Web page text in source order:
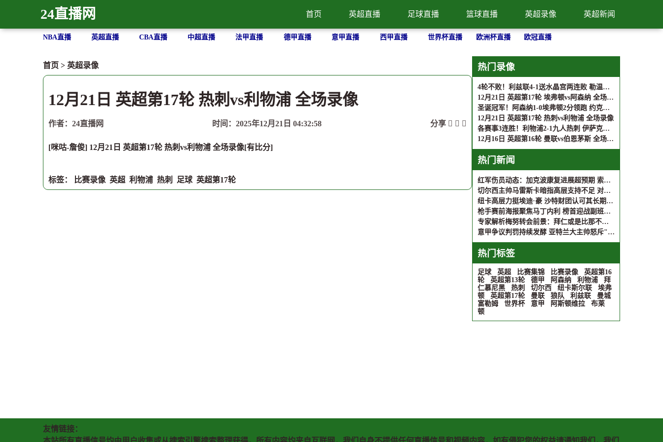
24直播网 首页 英超直播 足球直播 篮球直播 英超录像 英超新闻
NBA直播 英超直播 CBA直播 中超直播 法甲直播 德甲直播 意甲直播 西甲直播 世界杯直播 欧洲杯直播 欧冠直播
首页 > 英超录像
12月21日 英超第17轮 热刺vs利物浦 全场录像
作者：24直播网 时间：2025年12月21日 04:32:58 分享
[咪咕-詹俊] 12月21日 英超第17轮 热刺vs利物浦 全场录像[有比分]
标签： 比赛录像 英超 利物浦 热刺 足球 英超第17轮
热门录像
4轮不败！利兹联4-1送水晶宫两连败 勒温梅开二度+连续5场破门
12月21日 英超第17轮 埃弗顿vs阿森纳 全场录像
圣诞冠军！阿森纳1-0埃弗顿2分领跑 约克雷斯点射特罗萨德中柱
12月21日 英超第17轮 热刺vs利物浦 全场录像
各赛事3连胜！利物浦2-1九人热刺 伊萨克破门+伤退维尔茨英超首助
12月16日 英超第16轮 曼联vs伯恩茅斯 全场录像
热门新闻
红军伤员动态：加克波康复进展超预期 索博斯洛伊重返训练场
切尔西主帅马雷斯卡暗指高层支持不足 对比阿尔特塔获力挺境遇
纽卡高层力挺埃迪·豪 沙特财团认可其长期建队规划
枪手赛前海报聚焦马丁内利 榜首迎战副班长狼队
专家解析梅努转会前景：拜仁或是比那不勒斯更优选择
意甲争议判罚持续发酵 亚特兰大主帅怒斥"幽灵点球"
热门标签
足球 英超 比赛集锦 比赛录像
英超第16
轮
英超第13轮 德甲 阿森纳 利物浦
拜
仁慕尼黑
热刺 切尔西 纽卡斯尔联
埃弗
顿
英超第17轮 曼联 狼队 利兹联
曼城
富勒姆
世界杯 意甲 阿斯顿维拉
布莱
顿
友情链接：